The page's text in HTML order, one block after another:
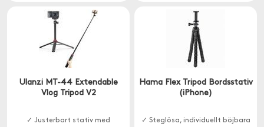
Ulanzi MT-44 Extendable
Vlog Tripod V2
✓ Justerbart stativ med
Hama Flex Tripod Bordsstativ
(iPhone)
✓ Steglösa, individuellt böjbara